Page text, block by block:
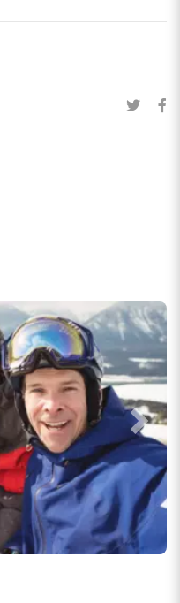
03/01/2025
Next